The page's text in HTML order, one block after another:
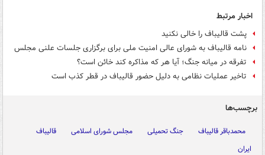
اخبار مرتبط
پشت قالیباف را خالی نکنید
نامه قالیباف به شورای عالی امنیت ملی برای برگزاری جلسات علنی مجلس
تفرقه در میانه جنگ؛ آیا هر که مذاکره کند خائن است؟
تاخیر عملیات نظامی به دلیل حضور قالیباف در قطر کذب است
برچسب‌ها
محمدباقر قالیباف جنگ تحمیلی مجلس شورای اسلامی
قالیباف
ایران